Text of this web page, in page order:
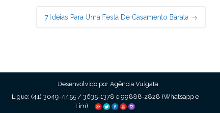
7 Ideias Para Uma Festa De Casamento Barata →
Desenvolvido por Agência Vulgata
Ligue: (41) 3049-4455 / 3635-1378 e 99888-2828 (Whatsapp e
Tim)